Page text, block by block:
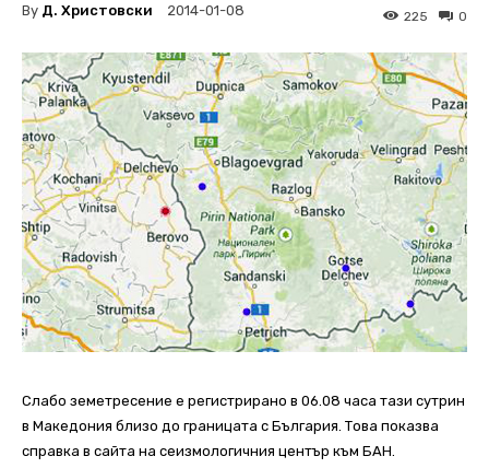
By Д. Христовски 2014-01-08 0
225
Слабо земетресение е регистрирано в 06.08 часа тази сутрин
в Македония близо до границата с България. Това показва
справка в сайта на сеизмологичния център към БАН.